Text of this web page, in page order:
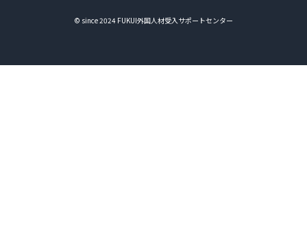
© since 2024 FUKUI外国人材受入サポートセンター